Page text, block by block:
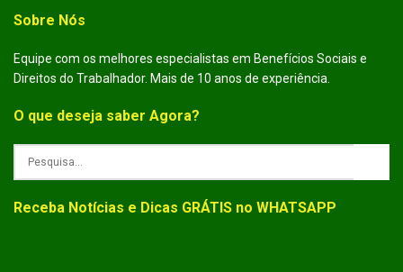
Sobre Nós
Equipe com os melhores especialistas em Benefícios Sociais e
Direitos do Trabalhador. Mais de 10 anos de experiência.
O que deseja saber Agora?
Receba Notícias e Dicas GRÁTIS no WHATSAPP